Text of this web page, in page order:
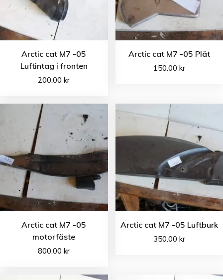
Arctic cat M7 -05
Luftintag i fronten
200.00kr
Arctic cat M7 -05 Plåt
150.00 kr
Arctic cat M7 -05
motorfäste
800.00kr
Arctic cat M7 -05 Luftburk
350.00 kr